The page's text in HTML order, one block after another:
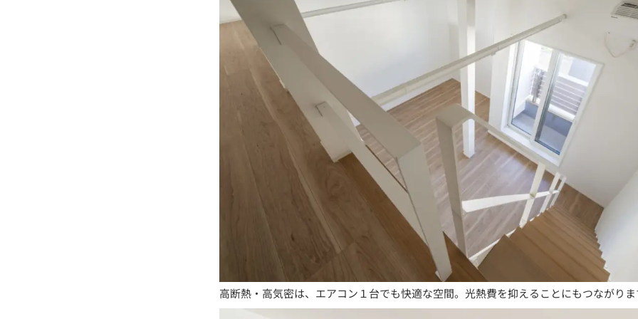
高断熱・高気密は、エアコン１台でも快適な空間。光熱費を抑えることにもつながり